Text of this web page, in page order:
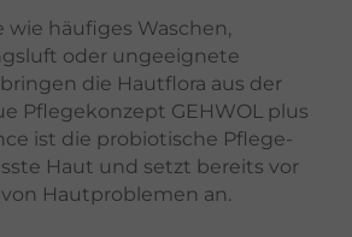
wie häufiges Waschen,
oder ungeeignete
die Hautflora aus der
Pflegekonzept GEHWOL plus
ist die probiotische Pflege-
Haut und setzt bereits vor
Hautproblemen an.